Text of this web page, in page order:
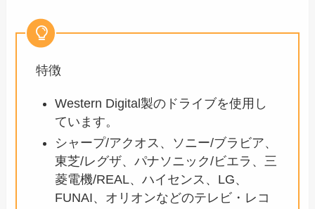
特徴
Western Digital製のドライブを使用し
ています。
シャープ/アクオス、ソニー/ブラビア、
東芝/レグザ、パナソニック/ビエラ、三
菱電機/REAL、ハイセンス、LG、
FUNAI、オリオンなどのテレビ・レコ